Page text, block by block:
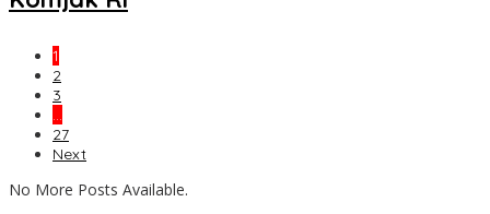
1
2
3
…
27
Next
No More Posts Available.